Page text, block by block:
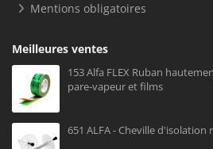
Mentions obligatoires
Meilleures ventes
153 Alfa FLEX Ruban
pare-vapeur et films
651 ALFA - Cheville d'isolation